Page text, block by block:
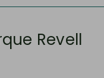
Revell